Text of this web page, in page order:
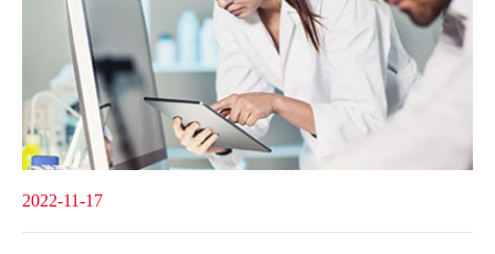
2022-11-17